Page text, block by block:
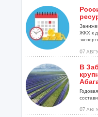
ЖКХ к
07
В
07